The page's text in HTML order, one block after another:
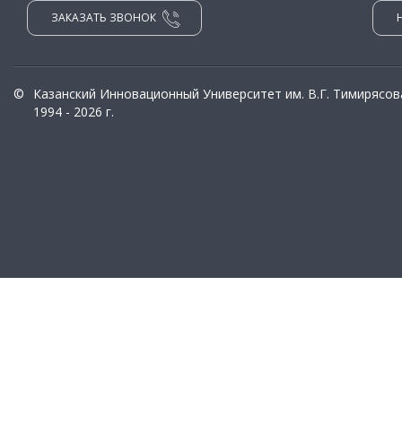
ЗАКАЗАТЬ ЗВОНОК
©
Казанский Инновационный Университет им. В.Г.
1994 - 2026 г.